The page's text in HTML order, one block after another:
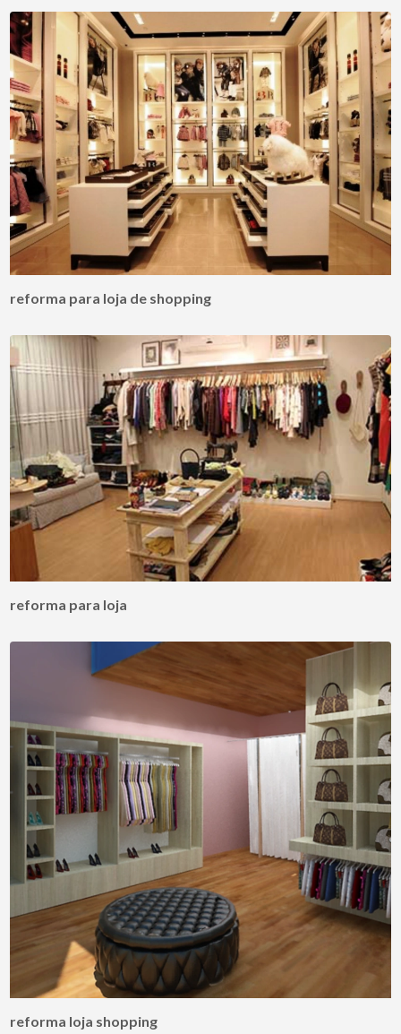
reforma para loja de shopping
reforma para loja
reforma loja shopping